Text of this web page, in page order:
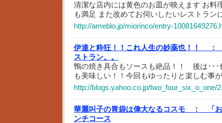
清潔な店内には黄色のお皿が映えます お料
も満足 また改めてお伺いしたいレストラン
http://ameblo.jp/miorinco/entry-
伊達と粋狂！！これ人生の妙薬也！！ ：
ストラン。。
鴨の焼き具合もソースも絶品！！ 後は･･･
も美味しい！！今回もゆったりと楽しむ事
http://blogs.yahoo.co.jp/two_four_six_o_one/
華麗叫子の胃袋は偉大なるコスモ ：
「
ンチコース